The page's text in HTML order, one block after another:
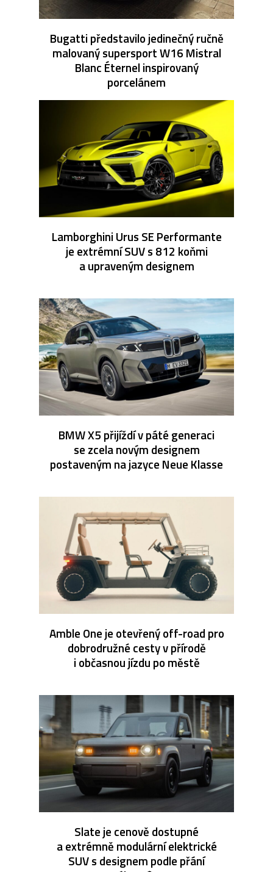
Bugatti představilo jedinečný ručně
malovaný supersport W16 Mistral
Blanc Éternel inspirovaný
porcelánem
Lamborghini Urus SE Performante
je extrémní SUV s 812 koňmi
a upraveným designem
BMW X5 přijíždí v páté generaci
se zcela novým designem
postaveným na jazyce Neue Klasse
Amble One je otevřený off-road pro
dobrodružné cesty v přírodě
i občasnou jízdu po městě
Slate je cenově dostupné
a extrémně modulární elektrické
SUV s designem podle přání